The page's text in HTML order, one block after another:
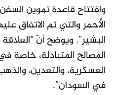
وافتتاح قاعدة تموين
الأحمر والتي تم الاتفاق
البشير”. ويوضح أنّ
المصالح المتبادلة، خاصة
العسكرية، والتعدين،
في السودان”.